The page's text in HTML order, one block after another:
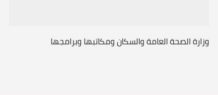
وزارة الصحة العامة والسكان ومكاتبها وبرامجها